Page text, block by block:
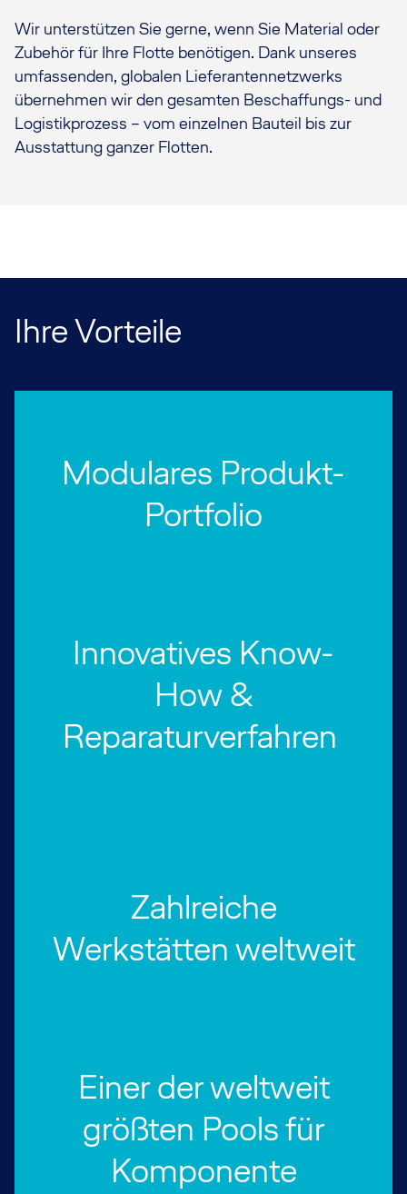
Wir unterstützen Sie gerne, wenn Sie Material oder
Zubehör für Ihre Flotte benötigen. Dank unseres
umfassenden, globalen Lieferantennetzwerks
übernehmen wir den gesamten Beschaffungs- und
Logistikprozess – vom einzelnen Bauteil bis zur
Ausstattung ganzer Flotten.
Ihre Vorteile
Modulares Produkt-
Portfolio
Innovatives Know-
How &
Reparaturverfahren
Zahlreiche
Werkstätten weltweit
Einer der weltweit
größten Pools für
Komponente